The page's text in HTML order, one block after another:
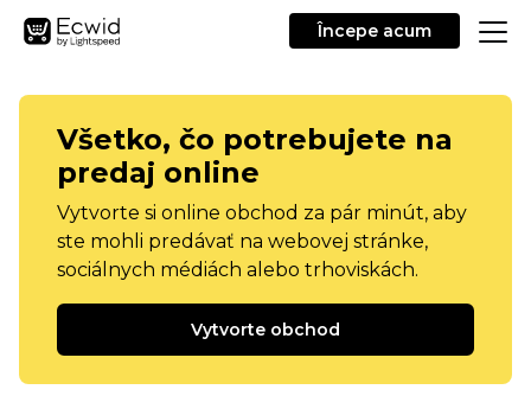
Începe acum
Všetko, čo potrebujete na
predaj online
Vytvorte si online obchod za pár minút, aby
ste mohli predávať na webovej stránke,
sociálnych médiách alebo trhoviskách.
Vytvorte obchod